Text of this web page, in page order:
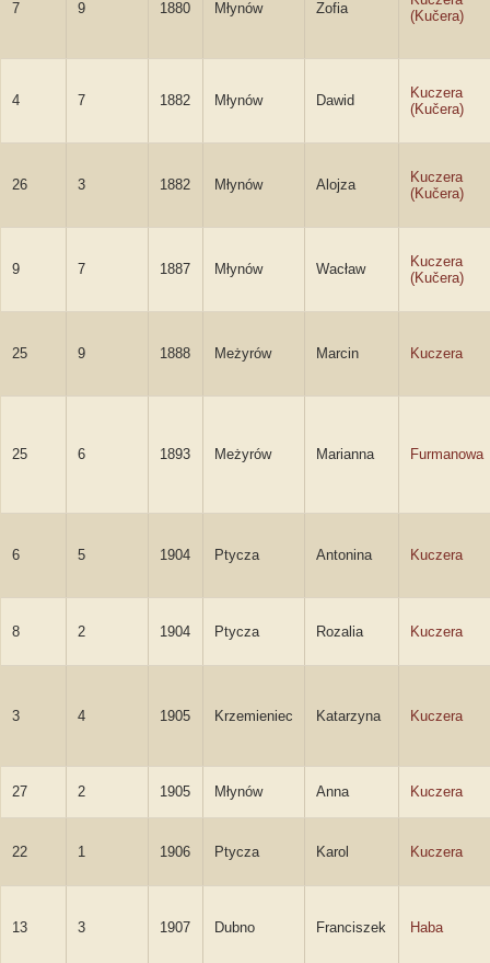
7 9 1880 Młynów Zofia
(Kučera)
4 7 1882 Młynów Dawid
Kuczera
(Kučera)
26 3 1882 Młynów Alojza
Kuczera
(Kučera)
9 7 1887 Młynów Wacław
Kuczera
(Kučera)
25 9 1888 Meżyrów Marcin Kuczera
25 6 1893 Meżyrów Marianna Furmanowa
6 5 1904 Ptycza Antonina Kuczera
8 2 1904 Ptycza Rozalia Kuczera
3 4 1905 Krzemieniec Katarzyna Kuczera
27 2 1905 Młynów Anna Kuczera
22 1 1906 Ptycza Karol Kuczera
13 3 1907 Dubno Franciszek Haba